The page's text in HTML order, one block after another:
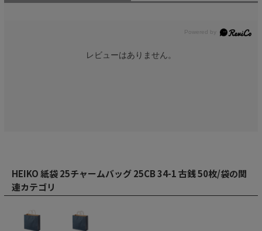
レビューはありません。
HEIKO 紙袋 25チャームバッグ 25CB 34-1 古銭 50枚/袋の関
連カテゴリ